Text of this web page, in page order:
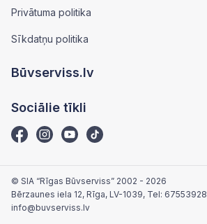
Privātuma politika
Sīkdatņu politika
Būvserviss.lv
Sociālie tīkli
© SIA “Rīgas Būvserviss” 2002 - 2026
Bērzaunes iela 12, Rīga, LV-1039, Tel: 67553928
info@buvserviss.lv